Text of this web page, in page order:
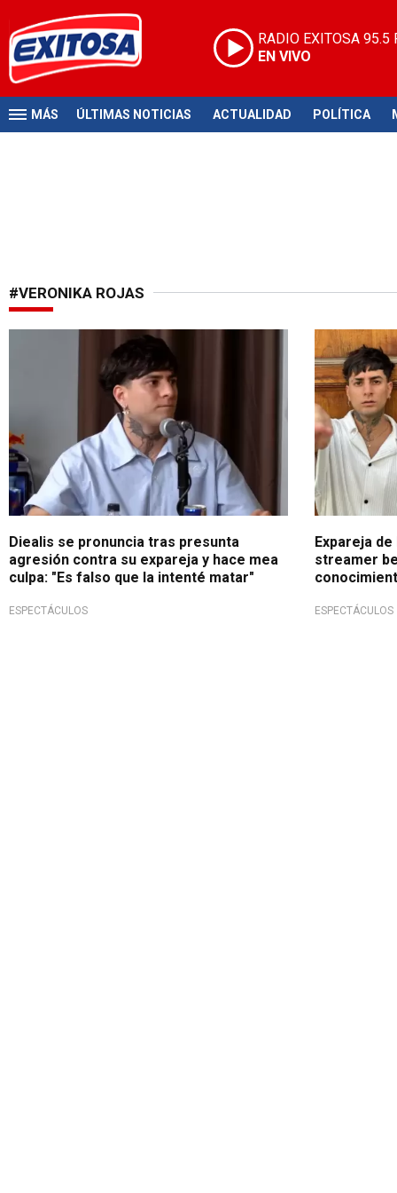
RADIO EXITOSA 95.5
EN VIVO
MÁS ÚLTIMAS NOTICIAS ACTUALIDAD POLÍTICA
#VERONIKA ROJAS
Diealis se pronuncia tras presunta
agresión contra su expareja y hace mea
culpa: "Es falso que la intenté matar"
ESPECTÁCULOS
¡Terrible!
Expareja
streamer
ESPECTÁCULOS